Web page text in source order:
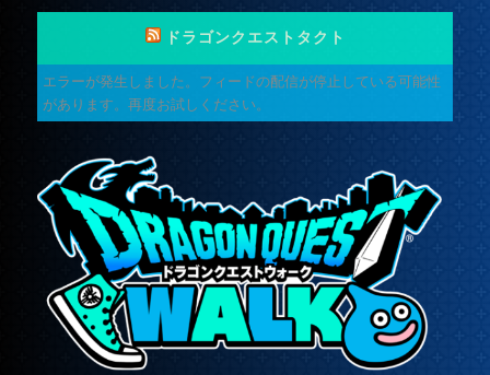
ドラゴンクエストタクト
エラーが発生しました。フィードの配信が停止している可能性
があります。再度お試しください。